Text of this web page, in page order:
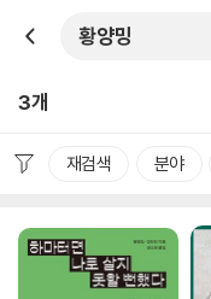
3개
재검색 분야